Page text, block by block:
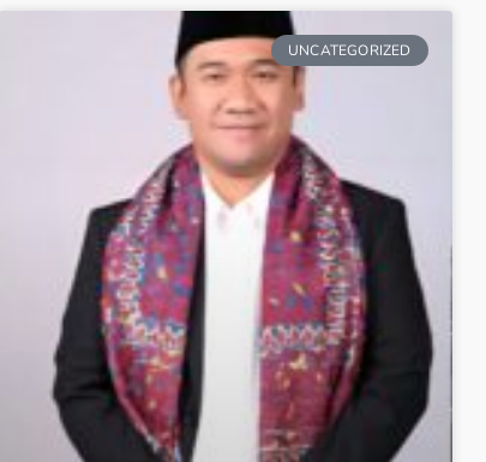
UNCATEGORIZED